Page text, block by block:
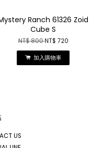
Ranch 61326 Zoid
Cube S
NT$ 800NT$ 720
加入購物車
US